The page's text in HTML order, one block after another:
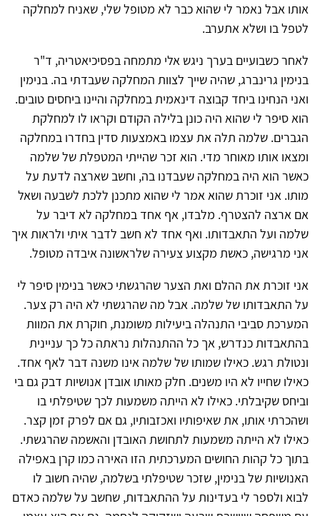
אותו אבל נאמר לי שהוא כבר לא מטופל שלי, שאניח למחלקה
לטפל בו ושלא אתערב.
לאחר כשבועיים בערך ניגש אלי מתמחה בפסיכיאטריה, ד"ר
בנימין גרינברג, שהיה שייך לצוות המחלקה שעבדתי בה. בנימין
ואני הנחינו ביחד קבוצה דינאמית במחלקה והיינו ביחסים טובים.
הוא סיפר לי שהוא היה כונן בלילה הקודם וקראו לו למחלקת
הגברים. שלמה תלה את עצמו באמצעות סדין בחדרו במחלקה
ומצאו אותו מאוחר מדי. הוא זכר שהייתי המטפלת של שלמה
כאשר הוא היה במחלקה שעבדנו בה, וחשב שארצה לדעת על
מותו. אני זוכרת שהוא אמר לי שהוא מתכנן ללכת לשבעה ושאל
אם ארצה להצטרף. מלבדו, אף אחד במחלקה לא דיבר על
שלמה ועל התאבדותו. ואף אחד לא חשב לדבר איתי ולראות איך
אני מרגישה, כאשת מקצוע צעירה שלראשונה איבדה מטופל.
אני זוכרת את ההלם ואת הצער שהרגשתי כאשר בנימין סיפר לי
על התאבדותו של שלמה. אבל מה שהרגשתי לא היה רק צער.
המערכת סביבי התנהלה ביעילות משומנת, חוקרת את המוות
בהתאבדות כנדרש, אך כל ההתנהלות נראתה כל כך עניינית
ונטולת רגש. כאילו שמותו של שלמה אינו משנה דבר לאף אחד.
כאילו שחייו לא היו משנים. חלק מאותו אובדן אנושיות דבק גם בי
וביחס שקיבלתי. כאילו לא הייתה משמעות לכך שטיפלתי בו
ושהכרתי אותו, את שאיפותיו ואכזבותיו, גם אם לפרק זמן קצר.
כאילו לא הייתה משמעות לתחושת האובדן והאשמה שהרגשתי.
בתוך כל קהות החושים המערכתית הזו האירה כמו קרן באפילה
האנושיות של בנימין, שזכר שטיפלתי בשלמה, שהיה חשוב לו
לבוא ולספר לי בעדינות על ההתאבדות, שחשב על שלמה כאדם